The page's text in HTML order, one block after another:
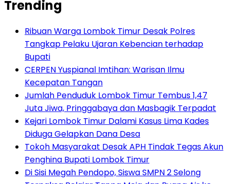
Trending
Ribuan Warga Lombok Timur Desak Polres
Tangkap Pelaku Ujaran Kebencian terhadap
Bupati
CERPEN Yuspianal Imtihan: Warisan Ilmu
Kecepatan Tangan
Jumlah Penduduk Lombok Timur Tembus 1,47
Juta Jiwa, Pringgabaya dan Masbagik Terpadat
Kejari Lombok Timur Dalami Kasus Lima Kades
Diduga Gelapkan Dana Desa
Tokoh Masyarakat Desak APH Tindak Tegas Akun
Penghina Bupati Lombok Timur
Di Sisi Megah Pendopo, Siswa SMPN 2 Selong